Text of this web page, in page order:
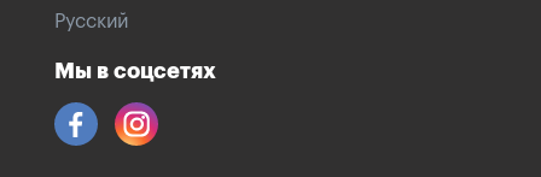
Русский
Мы в соцсетях